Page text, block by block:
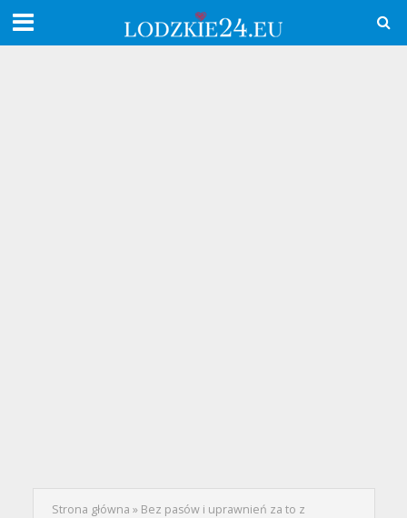
Strona główna » Bez pasów i uprawnień za to z